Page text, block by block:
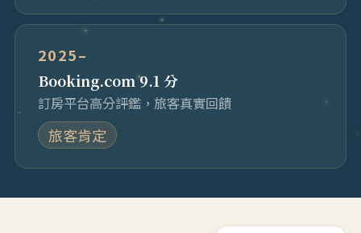
2025–
Booking.com 9.1 分
訂房平台高分評鑑，旅客真實回饋
旅客肯定